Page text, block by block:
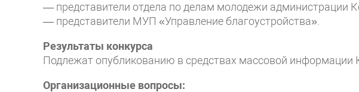
— представители отдела по делам молодежи администрации
— представители МУП «Управление благоустройства».
Результаты конкурса
Подлежат опубликованию в средствах массовой информации
Организационные вопросы: